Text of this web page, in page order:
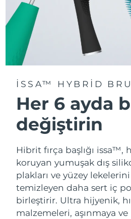
ISSA™ HYBRID
Her 6 ayda
değiştirin
Hibrit fırça başlığı issa™,
koruyan yumuşak dış
plakları ve yüzey
temizleyen daha sert iç
birleştirir. Ultra hijyenik,
malzemeleri, aşınmaya